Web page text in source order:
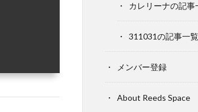
カレリーナの記事
311031の記事一覧
メンバー登録
About Reeds Space